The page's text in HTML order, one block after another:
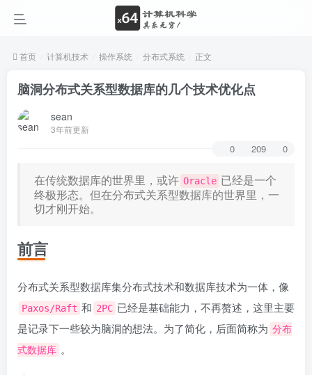
首页 计算机技术 操作系统 分布式系统 正文
脑洞分布式关系型数据库的几个技术优化点
sean
3年前更新
0 209 0
在传统数据库的世界里，或许 Oracle 已经是一个
终极形态。但在分布式关系型数据库的世界里，一
切才刚开始。
前言
分布式关系型数据库集分布式技术和数据库技术为一体，像
Paxos/Raft 和 2PC 已经是基础能力，不再赘述，这里主要
是记录下一些较为脑洞的想法。为了简化，后面简称为 分布
式数据库 。